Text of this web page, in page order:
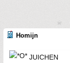
Homijn
JUICHEN